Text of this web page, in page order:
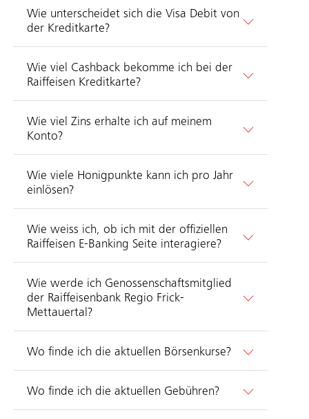
Wie unterscheidet sich die Visa Debit von
der Kreditkarte?
Wie viel Cashback bekomme ich bei der
Raiffeisen Kreditkarte?
Wie viel Zins erhalte ich auf meinem
Konto?
Wie viele Honigpunkte kann ich pro Jahr
einlösen?
Wie weiss ich, ob ich mit der offiziellen
Raiffeisen E-Banking Seite interagiere?
Wie werde ich Genossenschaftsmitglied
der Raiffeisenbank Regio Frick-
Mettauertal?
Wo finde ich die aktuellen Börsenkurse?
Wo finde ich die aktuellen Gebühren?